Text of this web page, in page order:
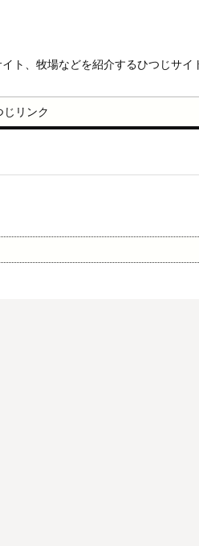
ト、牧場などを紹介するひつじサイ
じリンク